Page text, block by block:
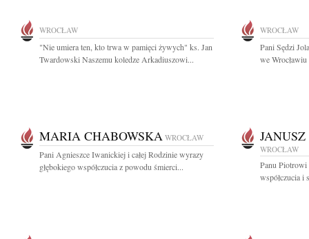
WROCŁAW
"Nie umiera ten, kto trwa w pamięci żywych" ks. Jan
Twardowski Naszemu koledze Arkadiuszowi...
WROCŁAW
Pani Sędzi
we
MARIA CHABOWSKA WROCŁAW
Pani Agnieszce Iwanickiej i całej Rodzinie wyrazy
głębokiego współczucia z powodu śmierci...
WROCŁAW
Panu Piotrowi
współczucia i